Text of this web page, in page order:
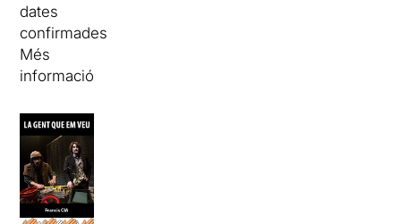
dates
confirmades
Més
informació